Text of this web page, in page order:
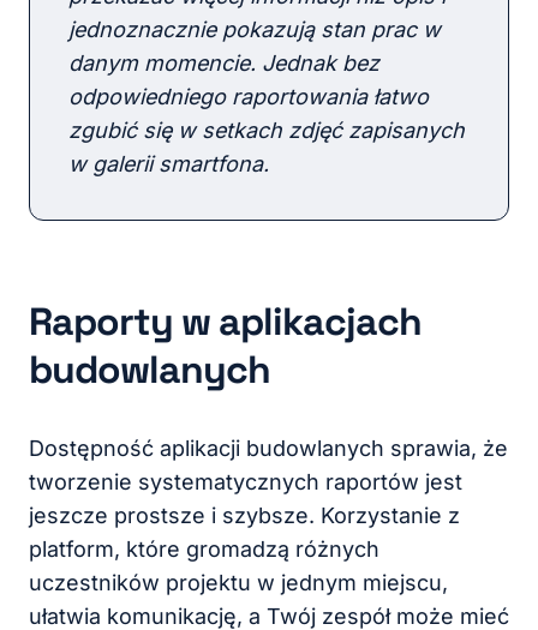
jednoznacznie pokazują stan prac w
danym momencie. Jednak bez
odpowiedniego raportowania łatwo
zgubić się w setkach zdjęć zapisanych
w galerii smartfona.
Raporty w aplikacjach
budowlanych
Dostępność aplikacji budowlanych sprawia, że
tworzenie systematycznych raportów jest
jeszcze prostsze i szybsze. Korzystanie z
platform, które gromadzą różnych
uczestników projektu w jednym miejscu,
ułatwia komunikację, a Twój zespół może mieć